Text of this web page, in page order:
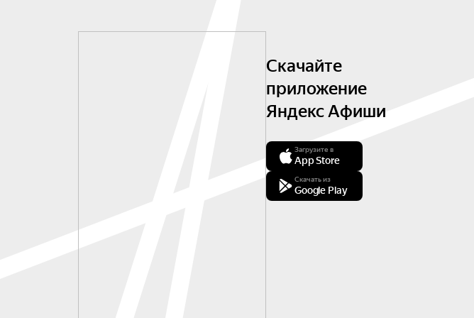
Скачайте
приложение
Яндекс Афиши
Загрузите в
App Store
Скачать из
Google Play